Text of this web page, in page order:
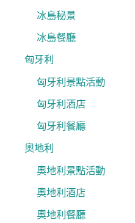
冰島秘景
冰島餐廳
匈牙利
匈牙利景點活動
匈牙利酒店
匈牙利餐廳
奧地利
奧地利景點活動
奧地利酒店
奧地利餐廳